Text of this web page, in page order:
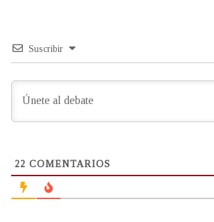
Suscribir
22 COMENTARIOS